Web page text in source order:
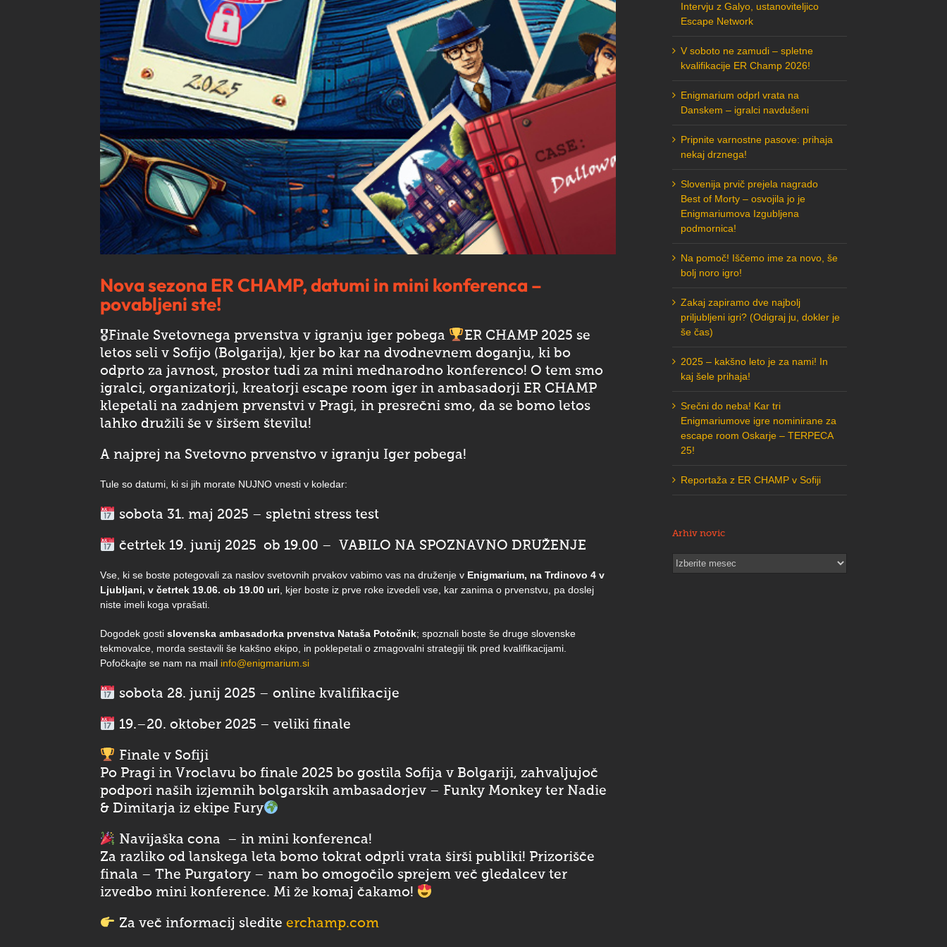
Nova sezona ER CHAMP, datumi in mini konferenca –
povabljeni ste!
🎖Finale Svetovnega prvenstva v igranju iger pobega
ER CHAMP 2025 se
letos seli v Sofijo (Bolgarija), kjer bo kar na dvodnevnem doganju, ki bo
odprto za javnost, prostor tudi za mini mednarodno konferenco! O tem smo
igralci, organizatorji, kreatorji escape room iger in ambasadorji ER CHAMP
klepetali na zadnjem prvenstvi v Pragi, in presrečni smo, da se bomo letos
lahko družili še v širšem številu!
A najprej na Svetovno prvenstvo v igranju Iger pobega!
Tule so datumi, ki si jih morate NUJNO vnesti v koledar:
sobota 31. maj 2025 – spletni stress test
četrtek 19. junij 2025 ob 19.00 – VABILO NA SPOZNAVNO DRUŽENJE
Vse, ki se boste potegovali za naslov svetovnih prvakov vabimo vas na druženje v Enigmarium, na Trdinovo 4 v
Ljubljani, v četrtek 19.06. ob 19.00 uri , kjer boste iz prve roke izvedeli vse, kar zanima o prvenstvu, pa doslej
niste imeli koga vprašati.
Dogodek gosti slovenska ambasadorka prvenstva Nataša Potočnik; spoznali boste še druge slovenske
tekmovalce, morda sestavili še kakšno ekipo, in poklepetali o zmagovalni strategiji tik pred kvalifikacijami.
Pofočkajte se nam na mail info@enigmarium.si
sobota 28. junij 2025 – online kvalifikacije
19.–20. oktober 2025 – veliki finale
Finale v Sofiji
Po Pragi in Vroclavu bo finale 2025 bo gostila Sofija v Bolgariji, zahvaljujoč
podpori naših izjemnih bolgarskih ambasadorjev – Funky Monkey ter Nadie
& Dimitarja iz ekipe Fury
Navijaška cona – in mini konferenca!
Za razliko od lanskega leta bomo tokrat odprli vrata širši publiki! Prizorišče
finala – The Purgatory – nam bo omogočilo sprejem več gledalcev ter
izvedbo mini konference. Mi že komaj čakamo!
Za več informacij sledite erchamp.com
Intervju z Galyo, ustanoviteljico
Escape Network
V soboto ne zamudi – spletne
kvalifikacije ER Champ 2026!
Enigmarium odprl vrata na
Danskem – igralci navdušeni
Pripnite varnostne pasove: prihaja
nekaj drznega!
Slovenija prvič prejela nagrado
Best of Morty – osvojila jo je
Enigmariumova Izgubljena
podmornica!
Na pomoč! Iščemo ime za novo, še
bolj noro igro!
Zakaj zapiramo dve najbolj
priljubljeni igri? (Odigraj ju, dokler je
še čas)
2025 – kakšno leto je za nami! In
kaj šele prihaja!
Srečni do neba! Kar tri
Enigmariumove igre nominirane za
escape room Oskarje – TERPECA
25!
Reportaža z ER CHAMP v Sofiji
Arhiv novic
Arhiv
novic